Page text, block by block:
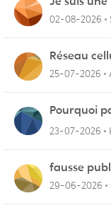
connecter
02-08-2026
Réseau
Hautes-
25-07-2026
23-07-2026
fausse
29-06-2026